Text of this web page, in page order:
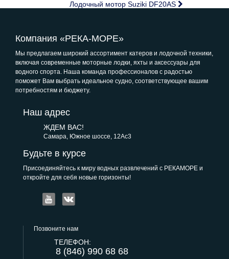
Лодочный мотор Suziki DF20AS
Компания «РЕКА-МОРЕ»
Мы предлагаем широкий ассортимент катеров и лодочной техники,
включая современные моторные лодки, яхты и аксессуары для
водного спорта. Наша команда профессионалов с радостью
поможет Вам выбрать идеальное судно, соответствующее вашим
потребностям и бюджету.
Наш адрес
ЖДЕМ ВАС!
Самара, Южное шоссе, 12Ас3
Будьте в курсе
Присоединяйтесь к миру водных развлечений с РЕКАМОРЕ и
откройте для себя новые горизонты!
Позвоните нам
ТЕЛЕФОН:
8 (846) 990 68 68